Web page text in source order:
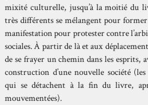
mixité culturelle, jusqu’à la moitié du
très différents se mélangent pour
manifestation pour protester contre
sociales. À partir de là et aux
de se frayer un chemin dans les esprits,
construction d’une nouvelle société
qui se détachent à la fin du livre,
mouvementées).